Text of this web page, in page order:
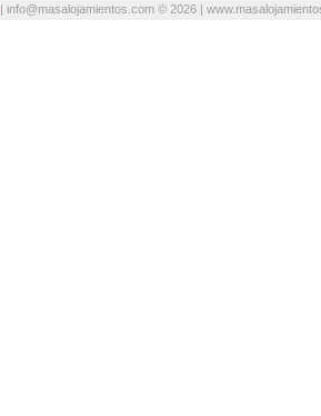
| info@masalojamientos.com © 2026 |